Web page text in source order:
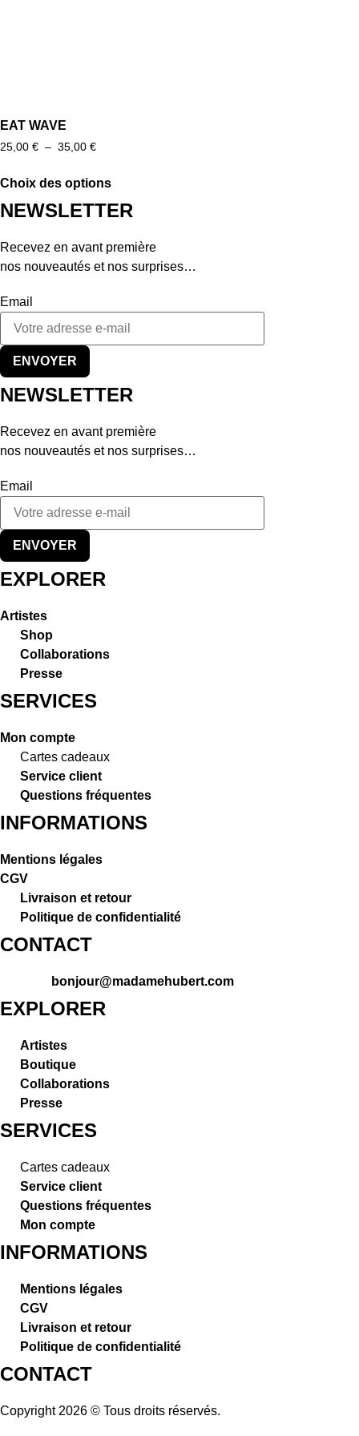
EAT WAVE
25,00 € – 35,00 €Plage
prix :
à
Choix des options
Ce
produit
a
Les
options
peuvent
être
choisies
sur
page
du
NEWSLETTER
Recevez en avant première
nos nouveautés et nos surprises…
Email
ENVOYER
NEWSLETTER
Recevez en avant première
nos nouveautés et nos surprises…
Email
ENVOYER
EXPLORER
Artistes
Shop
Collaborations
Presse
SERVICES
Mon compte
Cartes cadeaux
Service client
Questions fréquentes
INFORMATIONS
Mentions légales
CGV
Livraison et retour
Politique de confidentialité
CONTACT
bonjour@madamehubert.com
EXPLORER
Artistes
Boutique
Collaborations
Presse
SERVICES
Cartes cadeaux
Service client
Questions fréquentes
Mon compte
INFORMATIONS
Mentions légales
CGV
Livraison et retour
Politique de confidentialité
CONTACT
Copyright 2026 © Tous droits réservés.